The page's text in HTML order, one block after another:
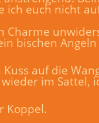
ich euch nicht
Charme
bischen
auf die
im Sattel,
Koppel.